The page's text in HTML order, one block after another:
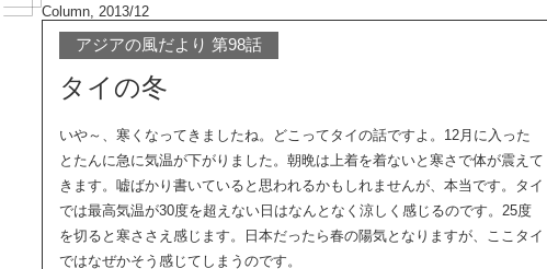
Column, 2013/12
アジアの風だより 第98話
タイの冬
いや～、寒くなってきましたね。どこってタイの話ですよ。12月に入った
とたんに急に気温が下がりました。朝晩は上着を着ないと寒さで体が震えて
きます。嘘ばかり書いていると思われるかもしれませんが、本当です。タイ
では最高気温が30度を超えない日はなんとなく涼しく感じるのです。25度
を切ると寒ささえ感じます。日本だったら春の陽気となりますが、ここタイ
ではなぜかそう感じてしまうのです。